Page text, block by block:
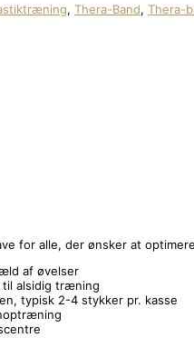
, Thera-Band, Thera-
for alle, der ønsker at
af øvelser
til alsidig træning
typisk 2-4 stykker pr. kasse